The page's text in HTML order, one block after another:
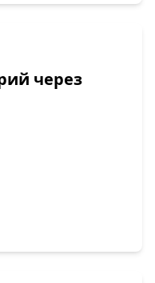
через